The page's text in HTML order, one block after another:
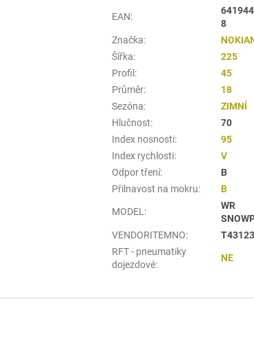
EAN:
8
Značka:
Šířka:
225
Profil :
45
Průměr:
18
Sezóna:
ZIMNÍ
Hlučnost:
70
Index nosnosti:
95
Index rychlosti:
V
Odpor tření:
B
Přilnavost na mokru: B
MODEL :
WR
VENDORITEMNO:
RFT - pneumatiky
dojezdové:
NE